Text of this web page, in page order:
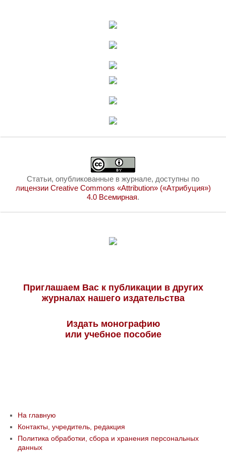
Статьи, опубликованные в журнале, доступны по
лицензии Creative Commons «Attribution» («Атрибуция»)
4.0 Всемирная.
Приглашаем Вас к публикации в других
журналах нашего издательства
Издать монографию
или учебное пособие
На главную
Контакты, учредитель, редакция
Политика обработки, сбора и хранения персональных
данных